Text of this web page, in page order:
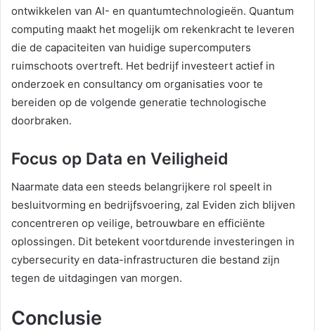
ontwikkelen van AI- en quantumtechnologieën. Quantum
computing maakt het mogelijk om rekenkracht te leveren
die de capaciteiten van huidige supercomputers
ruimschoots overtreft. Het bedrijf investeert actief in
onderzoek en consultancy om organisaties voor te
bereiden op de volgende generatie technologische
doorbraken.
Focus op Data en Veiligheid
Naarmate data een steeds belangrijkere rol speelt in
besluitvorming en bedrijfsvoering, zal Eviden zich blijven
concentreren op veilige, betrouwbare en efficiënte
oplossingen. Dit betekent voortdurende investeringen in
cybersecurity en data-infrastructuren die bestand zijn
tegen de uitdagingen van morgen.
Conclusie